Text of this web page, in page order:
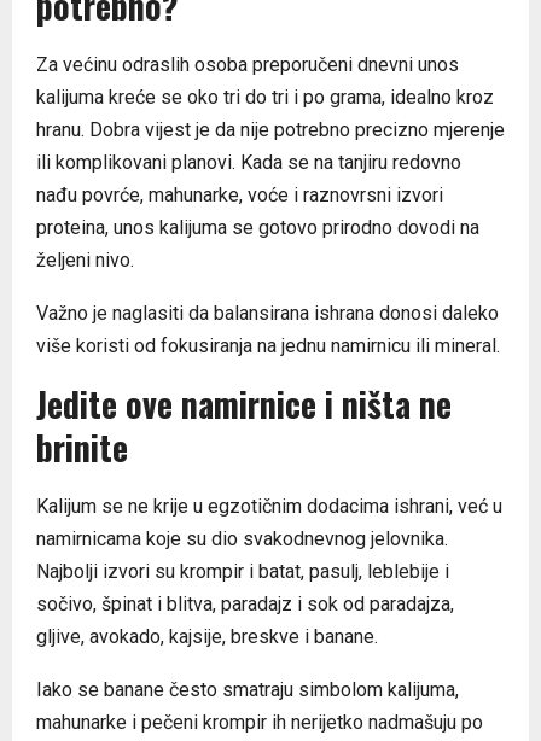
Za većinu odraslih osoba preporučeni dnevni unos
kalijuma kreće se oko tri do tri i po grama, idealno kroz
hranu. Dobra vijest je da nije potrebno precizno mjerenje
ili komplikovani planovi. Kada se na tanjiru redovno
nađu povrće, mahunarke, voće i raznovrsni izvori
proteina, unos kalijuma se gotovo prirodno dovodi na
željeni nivo.
Važno je naglasiti da balansirana ishrana donosi daleko
više koristi od fokusiranja na jednu namirnicu ili mineral.
Jedite ove namirnice i ništa ne
brinite
Kalijum se ne krije u egzotičnim dodacima ishrani, već u
namirnicama koje su dio svakodnevnog jelovnika.
Najbolji izvori su krompir i batat, pasulj, leblebije i
sočivo, špinat i blitva, paradajz i sok od paradajza,
gljive, avokado, kajsije, breskve i banane.
Iako se banane često smatraju simbolom kalijuma,
mahunarke i pečeni krompir ih nerijetko nadmašuju po